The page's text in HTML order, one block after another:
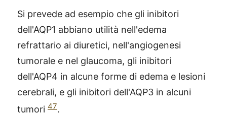
Si prevede ad esempio che gli inibitori
dell'AQP1 abbiano utilità nell'edema
refrattario ai diuretici, nell'angiogenesi
tumorale e nel glaucoma, gli inibitori
dell'AQP4 in alcune forme di edema e lesioni
cerebrali, e gli inibitori dell'AQP3 in alcuni
tumori 47.